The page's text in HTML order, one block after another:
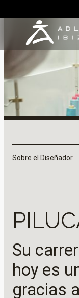
Sobre el Diseñador
Su
hoy es
gracias